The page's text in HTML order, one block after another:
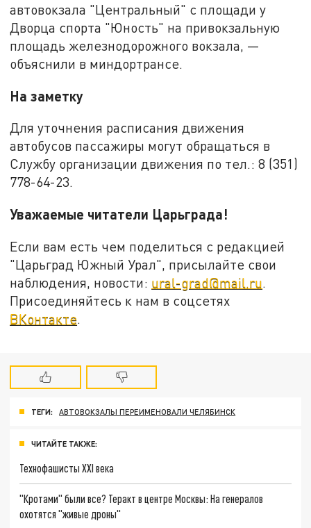
автовокзала "Центральный" с площади у
Дворца спорта "Юность" на привокзальную
площадь железнодорожного вокзала, —
объяснили в миндортрансе.
На заметку
Для уточнения расписания движения
автобусов пассажиры могут обращаться в
Службу организации движения по тел.: 8 (351)
778-64-23.
Уважаемые читатели Царьграда!
Если вам есть чем поделиться с редакцией
"Царьград Южный Урал", присылайте свои
наблюдения, новости: ural-grad@mail.ru
Присоединяйтесь к нам в соцсетях
ВКонтакте
ТЕГИ: АВТОВОКЗАЛЫ ПЕРЕИМЕНОВАЛИ ЧЕЛЯБИНСК
ЧИТАЙТЕ ТАКЖЕ:
Технофашисты XXI века
"Кротами" были все? Теракт в центре Москвы: На генералов
охотятся "живые дроны"